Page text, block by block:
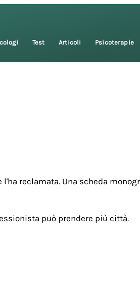
Test Articoli Psicoterapie
reclamata. Una scheda
può prendere più città.